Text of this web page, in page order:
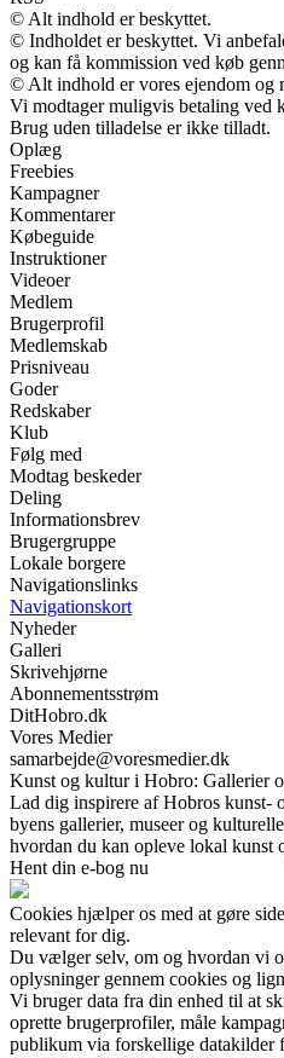
© Alt indhold er beskyttet.
© Indholdet er beskyttet. Vi
og kan få kommission ved køb
© Alt indhold er vores ejendom og
Vi modtager muligvis betaling ved
Brug uden tilladelse er ikke tilladt.
Oplæg
Freebies
Kampagner
Kommentarer
Købeguide
Instruktioner
Videoer
Medlem
Brugerprofil
Medlemskab
Prisniveau
Goder
Redskaber
Klub
Følg med
Modtag beskeder
Deling
Informationsbrev
Brugergruppe
Lokale borgere
Navigationslinks
Navigationskort
Nyheder
Galleri
Skrivehjørne
Abonnementsstrøm
DitHobro.dk
Vores Medier
samarbejde@voresmedier.dk
Kunst og kultur i Hobro: Gallerier
Lad dig inspirere af Hobros kunst-
byens gallerier, museer og
hvordan du kan opleve lokal kunst
Hent din e-bog nu
Cookies hjælper os med at gøre
relevant for dig.
Du vælger selv, om og hvordan vi
oplysninger gennem cookies og
Vi bruger data fra din enhed til at
oprette brugerprofiler, måle
publikum via forskellige datakilder